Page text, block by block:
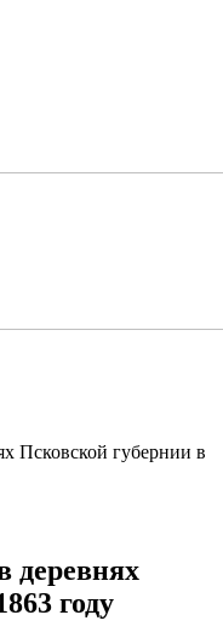
Псковской губернии в
деревнях
году